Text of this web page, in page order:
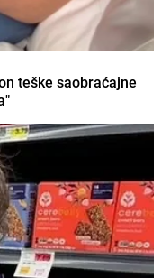
teške saobraćajne